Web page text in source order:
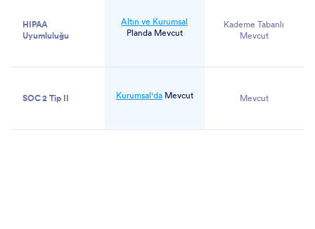
HIPAA
Uyumluluğu
Altın ve Kurumsal
Planda Mevcut
Kademe Tabanlı
Mevcut
SOC 2 Tip II Kurumsal'daMevcut Mevcut